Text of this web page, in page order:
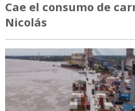
Cae el consumo de
Nicolás